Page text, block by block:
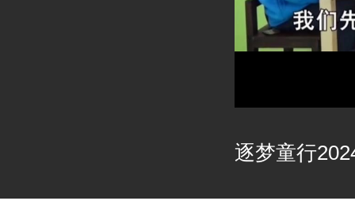
逐梦童行